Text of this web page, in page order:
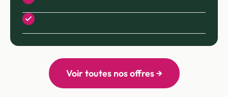
Voir toutes nos offres →